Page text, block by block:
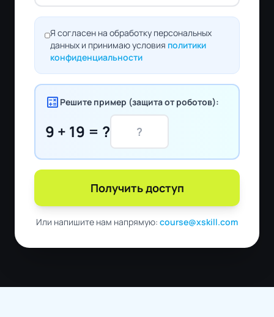
Я согласен на обработку персональных
данных и принимаю условия политики
конфиденциальности
calculate Решите пример (защита от роботов):
9 + 19 = ?
Получить доступ
Или напишите нам напрямую: course@xskill.com